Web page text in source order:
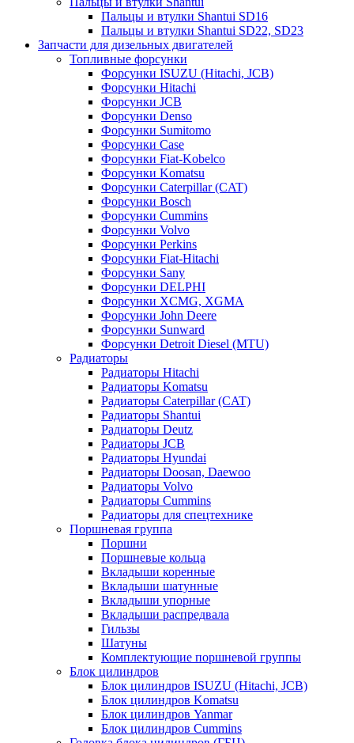
Пальцы и втулки Shantui SD16
Пальцы и втулки Shantui SD22, SD23
Запчасти для дизельных двигателей
Топливные форсунки
Форсунки ISUZU (Hitachi, JCB)
Форсунки Hitachi
Форсунки JCB
Форсунки Denso
Форсунки Sumitomo
Форсунки Case
Форсунки Fiat-Kobelco
Форсунки Komatsu
Форсунки Caterpillar (CAT)
Форсунки Bosch
Форсунки Cummins
Форсунки Volvo
Форсунки Perkins
Форсунки Fiat-Hitachi
Форсунки Sany
Форсунки DELPHI
Форсунки XCMG, XGMA
Форсунки John Deere
Форсунки Sunward
Форсунки Detroit Diesel (MTU)
Радиаторы
Радиаторы Hitachi
Радиаторы Komatsu
Радиаторы Caterpillar (CAT)
Радиаторы Shantui
Радиаторы Deutz
Радиаторы JCB
Радиаторы Hyundai
Радиаторы Doosan, Daewoo
Радиаторы Volvo
Радиаторы Cummins
Радиаторы для спецтехнике
Поршневая группа
Поршни
Поршневые кольца
Вкладыши коренные
Вкладыши шатунные
Вкладыши упорные
Вкладыши распредвала
Гильзы
Шатуны
Комплектующие поршневой группы
Блок цилиндров
Блок цилиндров ISUZU (Hitachi, JCB)
Блок цилиндров Komatsu
Блок цилиндров Yanmar
Блок цилиндров Cummins